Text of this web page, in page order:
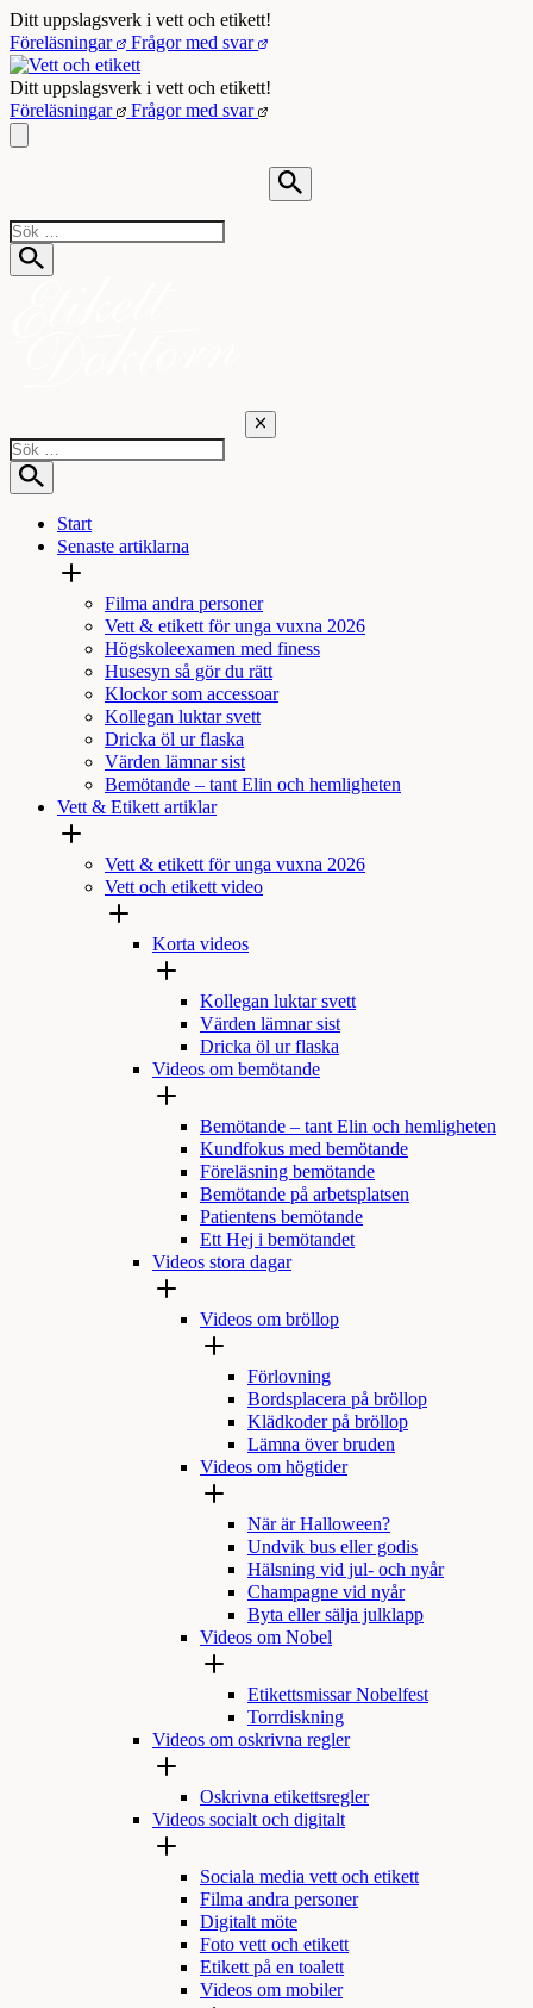
Hoppa
till
innehåll
Ditt uppslagsverk i vett och etikett!
Föreläsningar
Frågor med svar
Ditt uppslagsverk i vett och etikett!
Föreläsningar
Frågor med svar
Start
Senaste artiklarna
Filma andra personer
Vett & etikett för unga vuxna 2026
Högskoleexamen med finess
Husesyn så gör du rätt
Klockor som accessoar
Kollegan luktar svett
Dricka öl ur flaska
Värden lämnar sist
Bemötande – tant Elin och hemligheten
Vett & Etikett artiklar
Vett & etikett för unga vuxna 2026
Vett och etikett video
Korta videos
Kollegan luktar svett
Värden lämnar sist
Dricka öl ur flaska
Videos om bemötande
Bemötande – tant Elin och hemligheten
Kundfokus med bemötande
Föreläsning bemötande
Bemötande på arbetsplatsen
Patientens bemötande
Ett Hej i bemötandet
Videos stora dagar
Videos om bröllop
Förlovning
Bordsplacera på bröllop
Klädkoder på bröllop
Lämna över bruden
Videos om högtider
När är Halloween?
Undvik bus eller godis
Hälsning vid jul- och nyår
Champagne vid nyår
Byta eller sälja julklapp
Videos om Nobel
Etikettsmissar Nobelfest
Torrdiskning
Videos om oskrivna regler
Oskrivna etikettsregler
Videos socialt och digitalt
Sociala media vett och etikett
Filma andra personer
Digitalt möte
Foto vett och etikett
Etikett på en toalett
Videos om mobiler